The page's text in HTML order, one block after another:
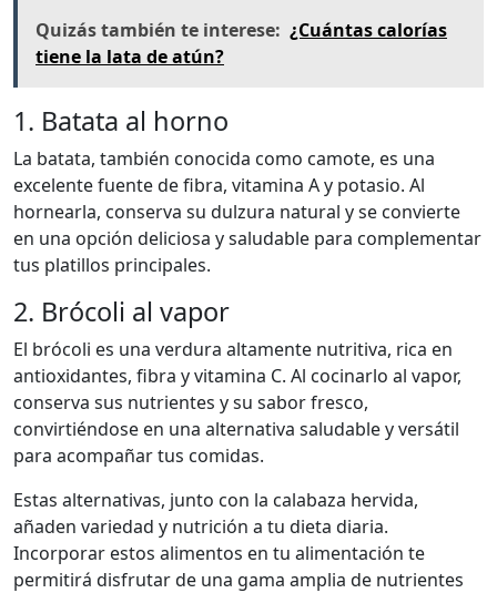
Quizás también te interese: ¿Cuántas calorías
tiene la lata de atún?
1. Batata al horno
La batata, también conocida como camote, es una
excelente fuente de fibra, vitamina A y potasio. Al
hornearla, conserva su dulzura natural y se convierte
en una opción deliciosa y saludable para complementar
tus platillos principales.
2. Brócoli al vapor
El brócoli es una verdura altamente nutritiva, rica en
antioxidantes, fibra y vitamina C. Al cocinarlo al vapor,
conserva sus nutrientes y su sabor fresco,
convirtiéndose en una alternativa saludable y versátil
para acompañar tus comidas.
Estas alternativas, junto con la calabaza hervida,
añaden variedad y nutrición a tu dieta diaria.
Incorporar estos alimentos en tu alimentación te
permitirá disfrutar de una gama amplia de nutrientes